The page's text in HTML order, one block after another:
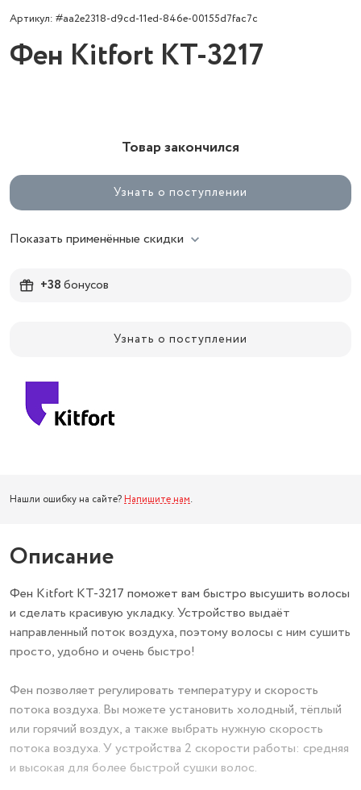
Артикул: #aa2e2318-d9cd-11ed-846e-00155d7fac7c
Фен Kitfort КТ-3217
Товар закончился
Узнать о поступлении
Показать применённые скидки
+38бонусов
Узнать о поступлении
Нашли ошибку на сайте? Напишите нам.
Описание
Фен Kitfort КТ-3217 поможет вам быстро высушить волосы
и сделать красивую укладку. Устройство выдаёт
направленный поток воздуха, поэтому волосы с ним сушить
просто, удобно и очень быстро!
Фен позволяет регулировать температуру и скорость
потока воздуха. Вы можете установить холодный, тёплый
или горячий воздух, а также выбрать нужную скорость
потока воздуха. У устройства 2 скорости работы: средняя
и высокая для более быстрой сушки волос.